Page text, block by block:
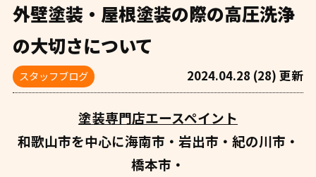
外壁塗装・屋根塗装の際の高圧洗浄
の大切さについて
スタッフブログ 2024.04.28 (28) 更新
塗装専門店エースペイント
和歌山市を中心に海南市・岩出市・紀の川市・
橋本市・